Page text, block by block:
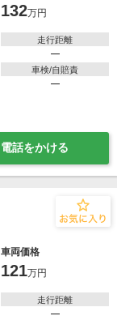
132万円
走行距離
―
車検/自賠責
―
電話をかける
車両価格
121万円
走行距離
―